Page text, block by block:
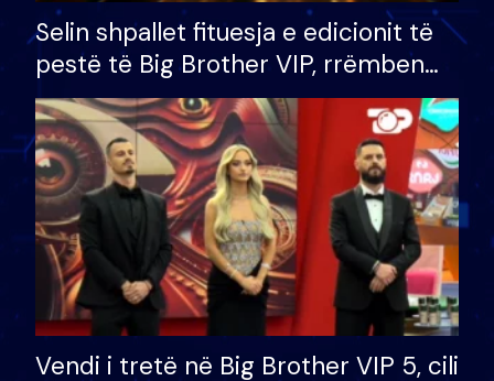
Selin shpallet fituesja e edicionit të
pestë të Big Brother VIP, rrëmben
çmimin e madh prej 100 mijë eurosh
Vendi i tretë në Big Brother VIP 5, cili